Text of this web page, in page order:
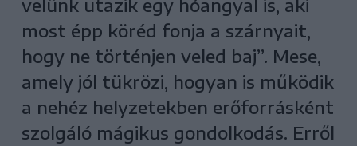
velünk utazik egy hóangyal is, aki
most épp köréd fonja a szárnyait,
hogy ne történjen veled baj”. Mese,
amely jól tükrözi, hogyan is működik
a nehéz helyzetekben erőforrásként
szolgáló mágikus gondolkodás. Erről